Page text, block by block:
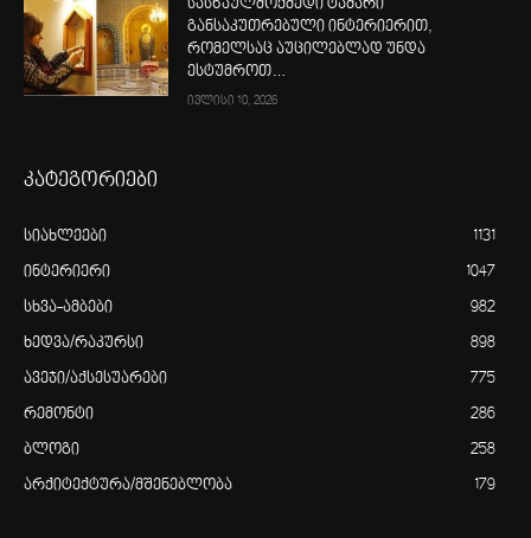
სასწაულმოქმედი ტაძარი
განსაკუთრებული ინტერიერით,
რომელსაც აუცილებლად უნდა
ესტუმროთ…
ივლისი 10, 2026
კატეგორიები
სიახლეები 1131
ინტერიერი 1047
სხვა-ამბები 982
ხედვა/რაკურსი 898
ავეჯი/აქსესუარები 775
რემონტი 286
ბლოგი 258
არქიტექტურა/მშენებლობა 179